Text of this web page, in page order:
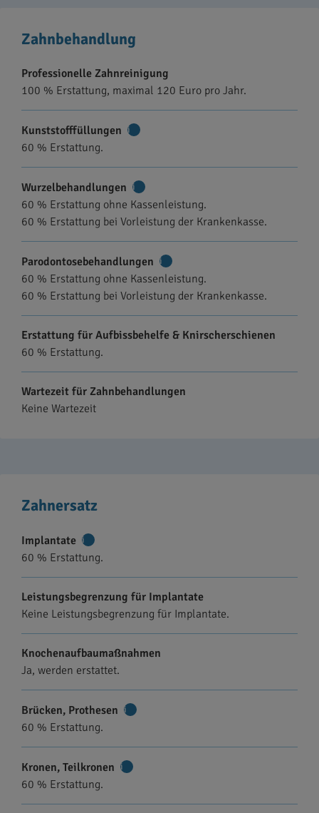
Zahnbehandlung
Professionelle Zahnreinigung
100 % Erstattung, maximal 120 Euro pro Jahr.
Kunststofffüllungen
60 % Erstattung.
Wurzelbehandlungen
Informationen
60 % Erstattung ohne Kassenleistung.
60 % Erstattung bei Vorleistung der Krankenkasse.
Parodontosebehandlungen
Informationen
60 % Erstattung ohne Kassenleistung.
60 % Erstattung bei Vorleistung der Krankenkasse.
Erstattung für Aufbissbehelfe & Knirscherschienen
60 % Erstattung.
Wartezeit für Zahnbehandlungen
Keine Wartezeit
Zahnersatz
Implantate
Informationen
60 % Erstattung.
Leistungsbegrenzung für Implantate
Keine Leistungsbegrenzung für Implantate.
Knochenaufbaumaßnahmen
Ja, werden erstattet.
Brücken, Prothesen
60 % Erstattung.
Kronen, Teilkronen
60 % Erstattung.